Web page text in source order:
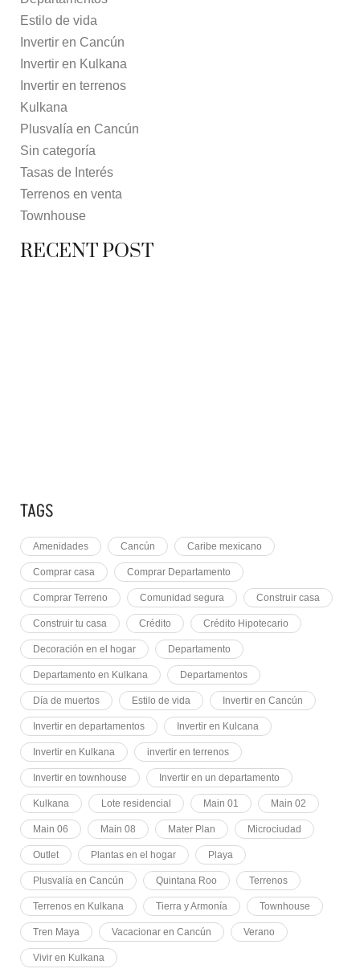
Estilo de vida
Invertir en Cancún
Invertir en Kulkana
Invertir en terrenos
Kulkana
Plusvalía en Cancún
Sin categoría
Tasas de Interés
Terrenos en venta
Townhouse
RECENT POST
TAGS
Amenidades Cancún Caribe mexicano
Comprar casa Comprar Departamento
Comprar Terreno Comunidad segura Construir casa
Construir tu casa Crédito Crédito Hipotecario
Decoración en el hogar Departamento
Departamento en Kulkana Departamentos
Día de muertos Estilo de vida Invertir en Cancún
Invertir en departamentos Invertir en Kulcana
Invertir en Kulkana invertir en terrenos
Invertir en townhouse Invertir en un departamento
Kulkana Lote residencial Main 01 Main 02
Main 06 Main 08 Mater Plan Microciudad
Outlet Plantas en el hogar Playa
Plusvalía en Cancún Quintana Roo Terrenos
Terrenos en Kulkana Tierra y Armonía Townhouse
Tren Maya Vacacionar en Cancún Verano
Vivir en Kulkana